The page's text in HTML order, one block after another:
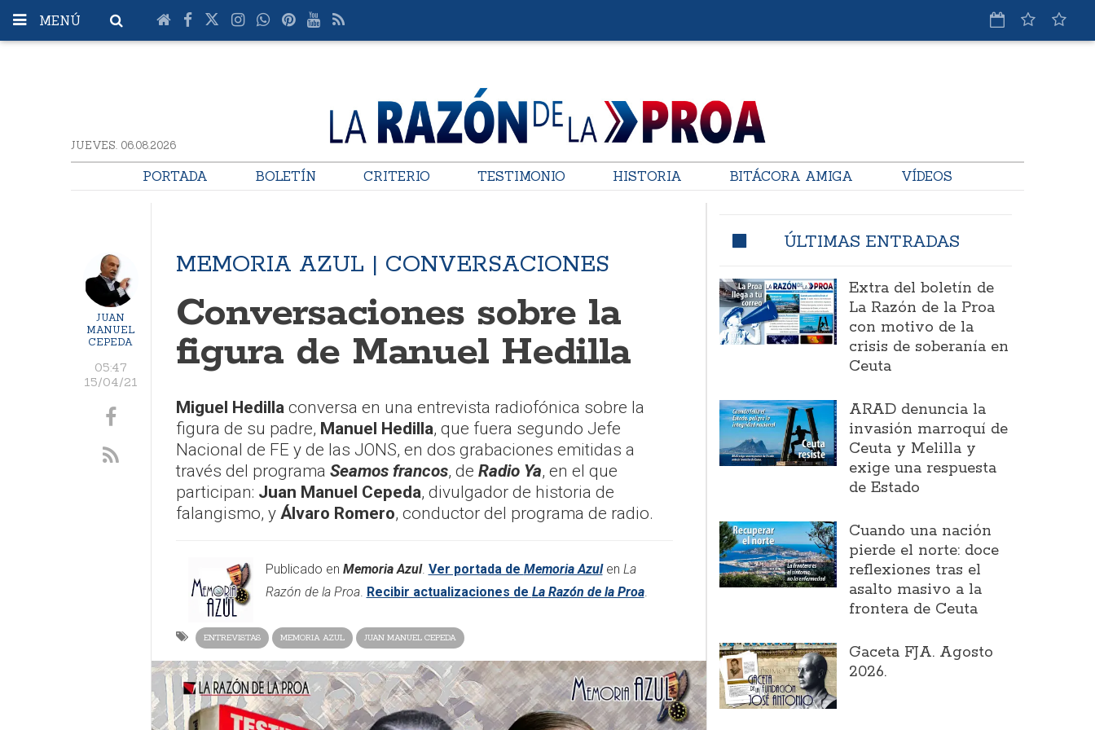
MENÚ
JUEVES. 06.08.2026
PORTADA BOLETÍN CRITERIO TESTIMONIO HISTORIA BITÁCORA AMIGA VÍDEOS
JUAN
MANUEL
CEPEDA
05:47
15/04/21
MEMORIA AZUL | CONVERSACIONES
Conversaciones sobre la
figura de Manuel Hedilla
Miguel Hedillaconversa en una entrevista radiofónica sobre la
figura de su padre, Manuel Hedilla, que fuera segundo Jefe
Nacional de FE y de las JONS, en dos grabaciones emitidas a
través del programa Seamos francos, de Radio Ya, en el que
participan: Juan Manuel Cepeda, divulgador de historia de
falangismo, y Álvaro Romero, conductor del programa de radio.
Publicado en Memoria Azul. Ver portada de Memoria Azul en La
Razón de la Proa. Recibir actualizaciones de La Razón de la Proa.
ENTREVISTAS MEMORIA AZUL JUAN MANUEL CEPEDA
ÚLTIMAS ENTRADAS
Extra del boletín de
La Razón de la Proa
con motivo de la
crisis de soberanía en
Ceuta
ARAD denuncia la
invasión marroquí de
Ceuta y Melilla y
exige una respuesta
de Estado
Cuando una nación
pierde el norte: doce
reflexiones tras el
asalto masivo a la
frontera de Ceuta
Gaceta FJA. Agosto
2026.